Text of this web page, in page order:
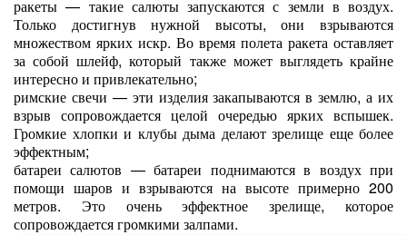
ракеты — такие салюты запускаются с земли в воздух.
Только достигнув нужной высоты, они взрываются
множеством ярких искр. Во время полета ракета оставляет
за собой шлейф, который также может выглядеть крайне
интересно и привлекательно;
римские свечи — эти изделия закапываются в землю, а их
взрыв сопровождается целой очередью ярких вспышек.
Громкие хлопки и клубы дыма делают зрелище еще более
эффектным;
батареи салютов — батареи поднимаются в воздух при
помощи шаров и взрываются на высоте примерно 200
метров. Это очень эффектное зрелище, которое
сопровождается громкими залпами.